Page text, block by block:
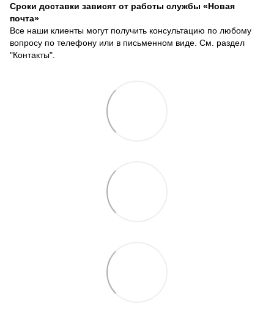
Сроки доставки зависят от работы службы «Новая
почта»
Все наши клиенты могут получить консультацию по любому
вопросу по телефону или в письменном виде. См. раздел
"Контакты".